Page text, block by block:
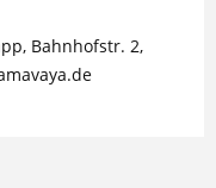
Bahnhofstr. 2,